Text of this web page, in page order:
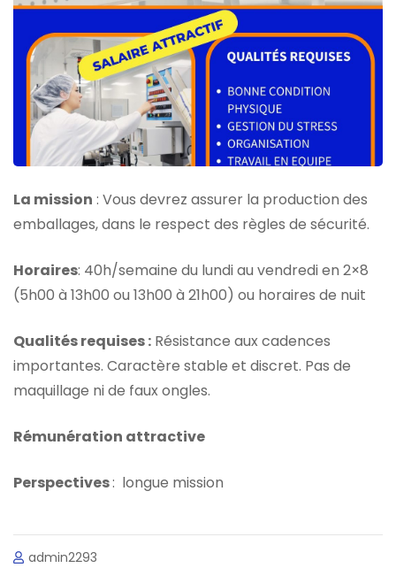
La mission : Vous devrez assurer la production des
emballages, dans le respect des règles de sécurité.
Horaires: 40h/semaine du lundi au vendredi en 2×8
(5h00 à 13h00 ou 13h00 à 21h00) ou horaires de nuit
Qualités requises : Résistance aux cadences
importantes. Caractère stable et discret. Pas de
maquillage ni de faux ongles.
Rémunération attractive
Perspectives: longue mission
admin2293